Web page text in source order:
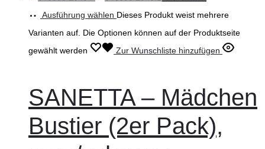
Ausführung wählen Dieses Produkt weist mehrere
Varianten auf. Die Optionen können auf der Produktseite
gewählt werden
Zur Wunschliste hinzufügen
SANETTA – Mädchen
Bustier (2er Pack),